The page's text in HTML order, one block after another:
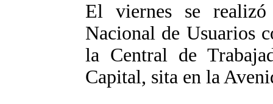
El viernes se
Nacional de Usuarios
la Central de
Capital, sita en la